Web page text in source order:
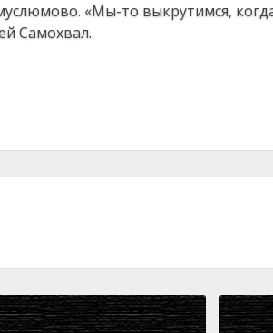
«Мы-то выкрутимся,
Самохвал.